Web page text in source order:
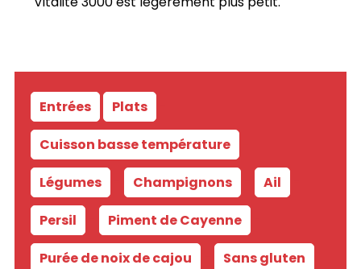
Entrées Plats
Cuisson basse température
Légumes Champignons Ail
Persil Piment de Cayenne
Purée de noix de cajou Sans gluten